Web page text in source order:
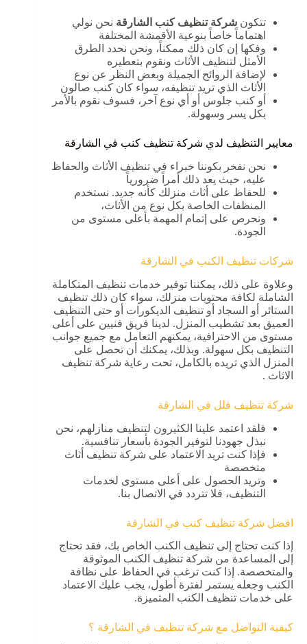
تتكون شركة تنظيف كنب الشارقة نحن نولي
اهتماماً خاصاً بنوعية الأقمشة المختلفة
وفكها إن كان ذلك ممكناً، ونحن نحدد الطرق
الأمثل لتنظيف الأثاث ونقوم بتعطيره
لإضافة الروائح الجميلة وبغض النظر عن نوع
الأثاث الذي تريد تنظيفه، سواء كان كنب صالون
أو كنب جلوس أو أي نوع آخر، فسوف نقوم بالأمر
بكل يسر وسهولة.
معايير التنظيف لدي شركة تنظيف كنب في الشارقة
نحن نفخر بكوننا خبراء في تنظيف الأثاث والحفاظ
عليه، حيث يعد ذلك أمراً ضرورياً
للحفاظ على أثاث منزلك كأنه جديد. نستخدم
المنظفات الخاصة بكل نوع من الأثاث،
ونحرص على إتمام المهمة بأعلى مستوى من
الجودة.
شركات تنظيف الكنب في الشارقة
وعلاوة على ذلك، يمكننا توفير خدمات تنظيف المتكاملة
الشاملة لكافة محتويات منزلك، سواء كان ذلك تنظيف
الستائر أو السجاد أو تنظيف الديكورات أو حتى التنظيف
العميق بعد تشطيب المنزل. لدينا فريق فنيين على أعلى
مستوى من الاحترافية، يمكنهم التعامل مع جميع جوانب
التنظيف بكل سهولة. وبذلك، يمكنك أن تحصل على
المنزل الذي تريده بالكامل، تحت رعاية شركة تنظيف
الاثاث .
شركة تنظيف فلل في الشارقة
فلقد اعتمد علينا الكثيرون لتنظيف منازلهم، نحن
نبذل جهودنا لتوفير الجودة بأسعار تنافسية.
فإذا كنت تريد الاعتماد على شركة تنظيف أثاث
متخصصة
وتريد الحصول على أعلى مستوى لخدمات
التنظيف، فلا تتردد في الاتصال بنا.
افضل شركة تنظيف كنب في الشارقة
إذا كنت تحتاج إلى تنظيف الكنب الخاص بك، فقد تحتاج
إلى المساعدة من شركة تنظيف الكنب الموثوقة
والمتخصصة. إذا كنت ترغب في الحفاظ على نظافة
الكنب وجعله يستمر لفترة أطول، يجب عليك الاعتماد
على خدمات تنظيف الكنب المتميزة.
كيفية التواضل مع شركة تنظيف في الشارقة ؟